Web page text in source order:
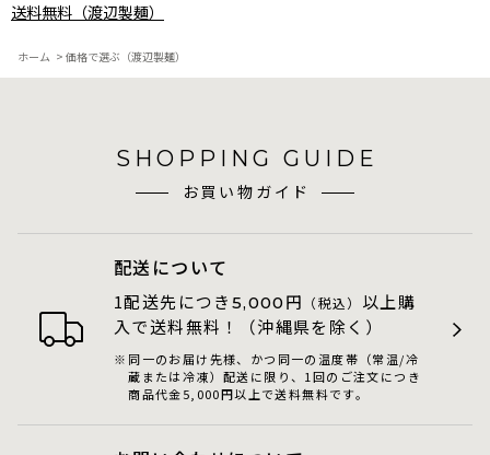
送料無料（渡辺製麺）
ホーム > 価格で選ぶ（渡辺製麺）
SHOPPING GUIDE
お買い物ガイド
配送について
1配送先につき 5,000 円 （税込） 以上購
入で送料無料！（沖縄県を除く）
同一のお届け先様、かつ同一の温度帯（常温/冷
蔵または冷凍）配送に限り、1回のご注文につき
商品代金5,000円以上で送料無料です。